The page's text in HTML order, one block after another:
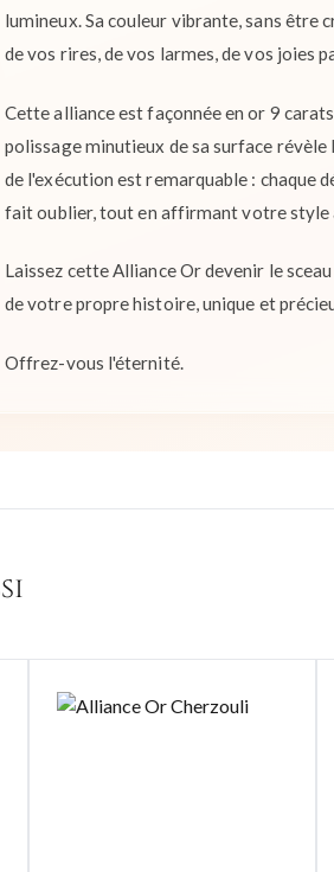
lumineux. Sa couleur vibrante, sans
de vos rires, de vos larmes, de vos joies
Cette alliance est façonnée en or 9
polissage minutieux de sa surface
de l'exécution est remarquable : chaque
fait oublier, tout en affirmant votre style
Laissez cette Alliance Or devenir le
de votre propre histoire, unique et
Offrez-vous l'éternité.